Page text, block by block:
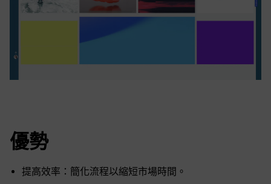
優勢
提高效率：簡化流程以縮短市場時間。